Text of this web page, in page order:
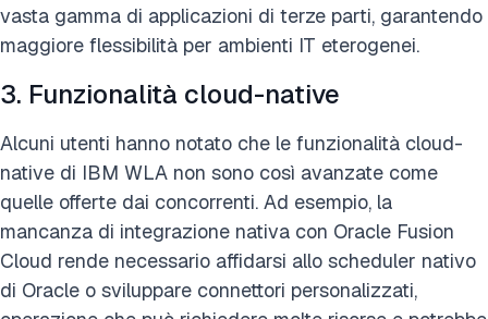
vasta gamma di applicazioni di terze parti, garantendo
maggiore flessibilità per ambienti IT eterogenei.
3. Funzionalità cloud-native
Alcuni utenti hanno notato che le funzionalità cloud-
native di IBM WLA non sono così avanzate come
quelle offerte dai concorrenti. Ad esempio, la
mancanza di integrazione nativa con Oracle Fusion
Cloud rende necessario affidarsi allo scheduler nativo
di Oracle o sviluppare connettori personalizzati,